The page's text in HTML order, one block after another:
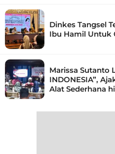
Dinkes Tangsel
Ibu Hamil Untuk
Marissa Sutanto
INDONESIA”,
Alat Sederhana